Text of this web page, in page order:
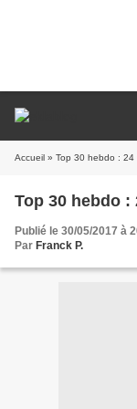
Accueil » Top 30 hebdo : 24
Top 30 hebdo :
Publié le 30/05/2017 à
Par Franck P.